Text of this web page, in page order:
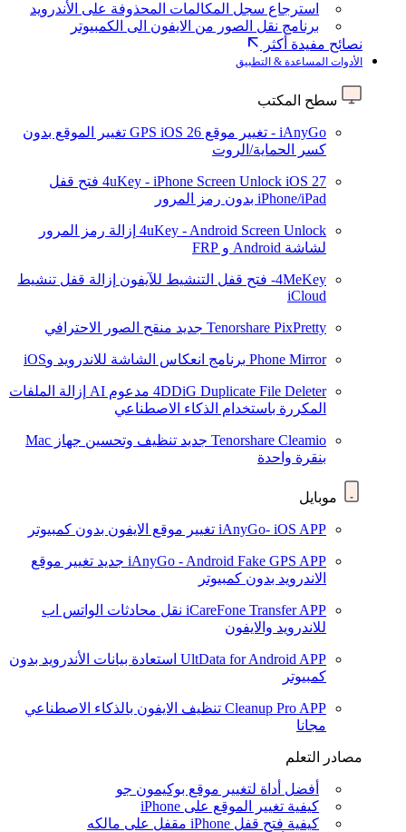
استرجاع سجل المكالمات المحذوفة على الأندرويد
برنامج نقل الصور من الايفون الى الكمبيوتر
نصائح مفيدة أكثر
الأدوات المساعدة & التطبيق
سطح المكتب
iAnyGo - تغيير موقع GPS iOS 26
تغيير الموقع بدون
كسر الحماية/الروت
4uKey - iPhone Screen Unlock iOS 27
فتح قفل
iPhone/iPad بدون رمز المرور
4uKey - Android Screen Unlock إزالة رمز المرور
لشاشة Android و FRP
4MeKey- فتح قفل التنشيط للآيفون
إزالة قفل تنشيط
iCloud
Tenorshare PixPretty جديد منقح الصور الاحترافي
Phone Mirror برنامج انعكاس الشاشة للاندرويد وiOS
4DDiG Duplicate File Deleter مدعوم AI
إزالة الملفات
المكررة باستخدام الذكاء الاصطناعي
Tenorshare Cleamio جديد
تنظيف وتحسين جهاز Mac
بنقرة واحدة
موبايل
iAnyGo- iOS APP تغيير موقع الايفون بدون كمبيوتر
iAnyGo - Android Fake GPS APP جديد تغيير موقع
الاندرويد بدون كمبيوتر
iCareFone Transfer APP نقل محادثات الواتس اب
للاندرويد والايفون
UltData for Android APP استعادة بيانات الأندرويد بدون
كمبيوتر
Cleanup Pro APP تنظيف الايفون بالذكاء الاصطناعي
مجانا
مصادر التعلم
أفضل أداة لتغيير موقع بوكيمون جو
كيفية تغيير الموقع على iPhone
كيفية فتح قفل iPhone مقفل على مالكه